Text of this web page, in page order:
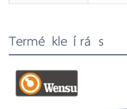
Termékleírás